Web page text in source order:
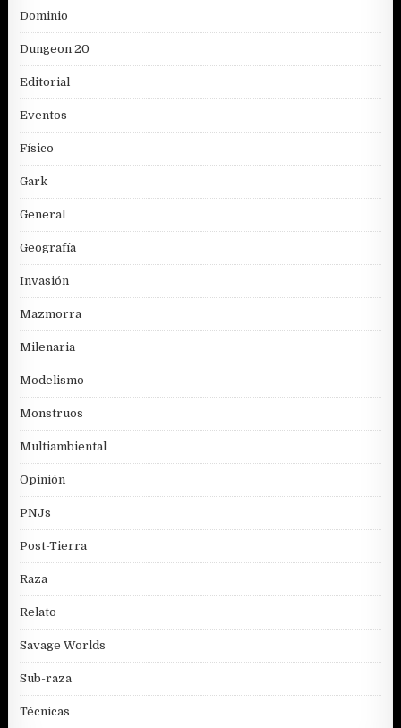
Dominio
Dungeon 20
Editorial
Eventos
Físico
Gark
General
Geografía
Invasión
Mazmorra
Milenaria
Modelismo
Monstruos
Multiambiental
Opinión
PNJs
Post-Tierra
Raza
Relato
Savage Worlds
Sub-raza
Técnicas